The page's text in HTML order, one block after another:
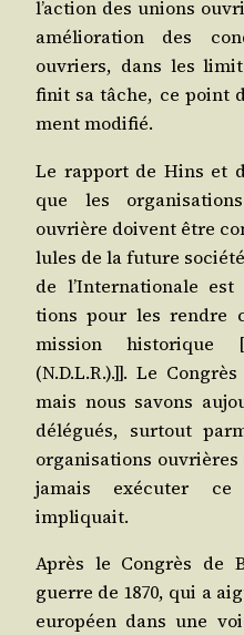
l’action des unions
amé­lio­ra­tion des
ouvriers, dans les
finit sa tâche, ce point
ment modifié.
Le rap­port de Hins et
que les
ouvrière doivent être
lules de la future
de l’Internationale
tions pour les rendre
mis­sion his­to­rique
(N.D.L.R.).]]. Le
mais nous savons
délé­gués, sur­tout
orga­ni­sa­tions
jamais exé­cu­ter
impliquait.
Après le Congrès de
guerre de 1870, qui a
euro­péen dans une